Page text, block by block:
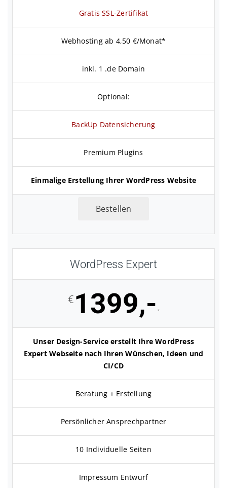
Gratis SSL-Zertifikat
Webhosting ab 4,50 €/Monat*
inkl. 1 .de Domain
Optional:
BackUp Datensicherung
Premium Plugins
Einmalige Erstellung Ihrer WordPress Website
Bestellen
WordPress Expert
€ 1399,- *
Unser Design-Service erstellt Ihre WordPress
Expert Webseite nach Ihren Wünschen, Ideen und
CI/CD
Beratung + Erstellung
Persönlicher Ansprechpartner
10 Individuelle Seiten
Impressum Entwurf